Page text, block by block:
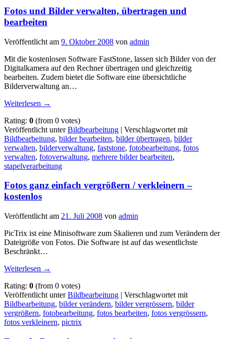
Fotos und Bilder verwalten, übertragen und
bearbeiten
Veröffentlicht am 9. Oktober 2008 von admin
Mit die kostenlosen Software FastStone, lassen sich Bilder von der
Digitalkamera auf den Rechner übertragen und gleichzeitig
bearbeiten. Zudem bietet die Software eine übersichtliche
Bilderverwaltung an…
Weiterlesen →
Rating: 0 (from 0 votes)
Veröffentlicht unter Bildbearbeitung | Verschlagwortet mit
Bildbearbeitung, bilder bearbeiten, bilder übertragen, bilder
verwalten, bilderverwaltung, faststone, fotobearbeitung, fotos
verwalten, fotoverwaltung, mehrere bilder bearbeiten,
stapelverarbeitung
Fotos ganz einfach vergrößern / verkleinern –
kostenlos
Veröffentlicht am 21. Juli 2008 von admin
PicTrix ist eine Minisoftware zum Skalieren und zum Verändern der
Dateigröße von Fotos. Die Software ist auf das wesentlichste
Beschränkt…
Weiterlesen →
Rating: 0 (from 0 votes)
Veröffentlicht unter Bildbearbeitung | Verschlagwortet mit
Bildbearbeitung, bilder verändern, bilder vergrössern, bilder
vergrößern, fotobearbeitung, fotos bearbeiten, fotos vergrössern,
fotos verkleinern, pictrix